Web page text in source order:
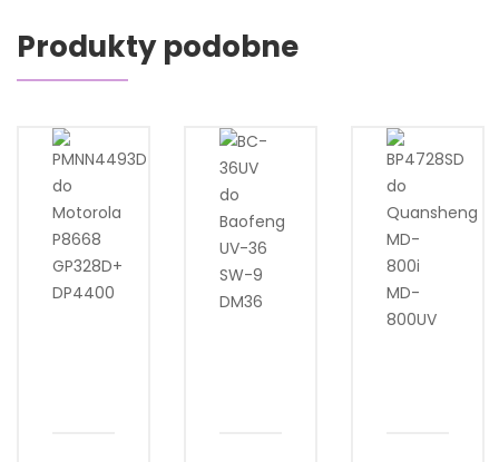
Produkty podobne